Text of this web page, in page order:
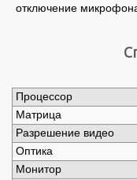
отключение
Процессор
Матрица
Разрешение видео
Оптика
Монитор